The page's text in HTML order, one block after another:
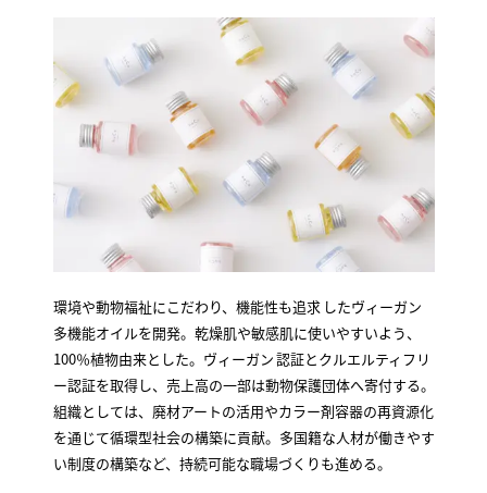
環境や動物福祉にこだわり、機能性も追求 したヴィーガン
多機能オイルを開発。乾燥肌や敏感肌に使いやすいよう、
100％植物由来とした。ヴィーガン認証とクルエルティフリ
ー認証を取得し、売上高の一部は動物保護団体へ寄付する。
組織としては、廃材アートの活用やカラー剤容器の再資源化
を通じて循環型社会の構築に貢献。多国籍な人材が働きやす
い制度の構築など、持続可能な職場づくりも進める。